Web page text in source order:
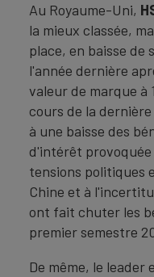
Au Royaume-Uni,
la mieux classée,
place, en baisse de
l'année dernière
valeur de marque à
cours de la
à une baisse des
d'intérêt
tensions politiques
Chine et à
ont fait chuter les
premier semestre
De même, le leader